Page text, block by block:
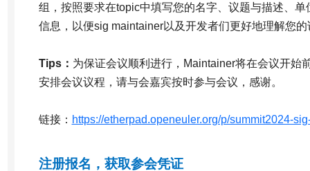
组，按照要求在topic中填写您的名字、议题与描述、
信息，以便sig maintainer以及开发者们更好地理解您
Tips： 为保证会议顺利进行，Maintainer将在会议开始
安排会议议程，请与会嘉宾按时参与会议，感谢。
链接： https://etherpad.openeuler.org/p/summit2024-
注册报名，获取参会凭证